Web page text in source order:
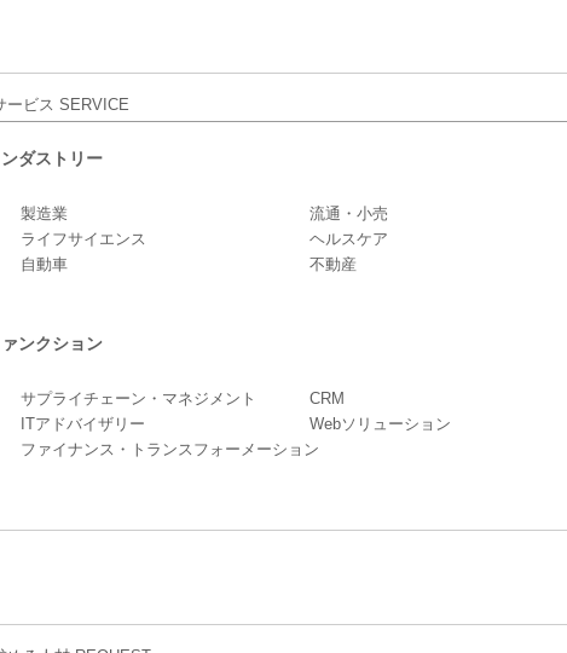
ダストリー
製造業 流通・小売
ライフサイエンス
ヘルスケア
自動車
不動産
ンクション
サプライチェーン・マネジメント CRM
ITアドバイザリー
Webソリューション
ファイナンス・トランスフォーメーション